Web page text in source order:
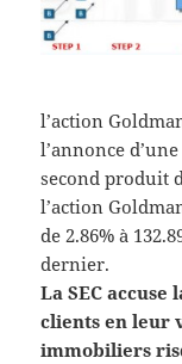
l’action
l’annonce
second produit
l’action
de 2.86% à
dernier.
La SEC
clients en leur
immobiliers